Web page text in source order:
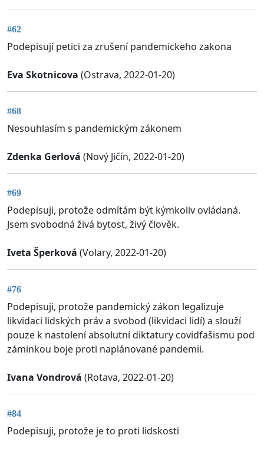
#62
Podepisují petici za zrušení pandemickeho zakona
Eva Skotnicova (Ostrava, 2022-01-20)
#68
Nesouhlasím s pandemickým zákonem
Zdenka Gerlová (Nový Jičín, 2022-01-20)
#69
Podepisuji, protože odmítám být kýmkoliv ovládaná.
Jsem svobodná živá bytost, živý člověk.
Iveta Šperková (Volary, 2022-01-20)
#76
Podepisuji, protože pandemický zákon legalizuje
likvidaci lidských práv a svobod (likvidaci lidí) a slouží
pouze k nastolení absolutní diktatury covidfašismu pod
záminkou boje proti naplánované pandemii.
Ivana Vondrová (Rotava, 2022-01-20)
#84
Podepisuji, protože je to proti lidskosti